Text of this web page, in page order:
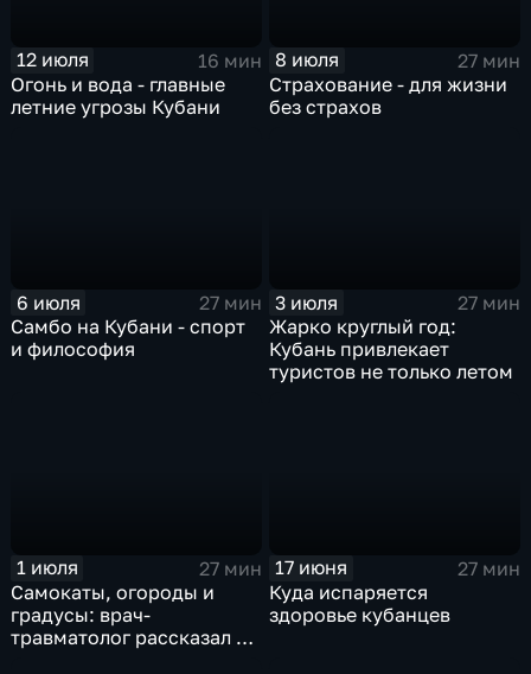
12 июля
16 мин
Огонь и вода - главные
летние угрозы Кубани
8 июля
27 мин
Страхование - для жизни
без страхов
6 июля
27 мин
Самбо на Кубани - спорт
и философия
3 июля
27 мин
Жарко круглый год:
Кубань привлекает
туристов не только летом
1 июля
27 мин
Самокаты, огороды и
градусы: врач-
травматолог рассказал о
17 июня
27 мин
Куда испаряется
здоровье кубанцев